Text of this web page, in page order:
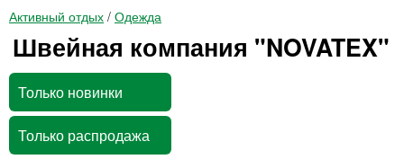
Активный отдых / Одежда
Швейная компания "NOVATEX"
Только новинки
Только распродажа